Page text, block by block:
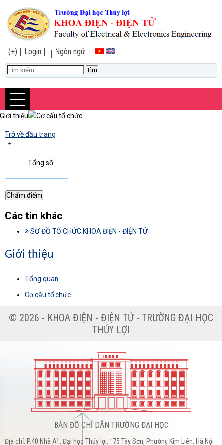
(+) Login Ngôn ngữ:
Giới thiệu Cơ cấu tổ chức
Trở về đầu trang
Tổng số:
Các tin khác
SƠ ĐỒ TỔ CHỨC KHOA ĐIỆN - ĐIỆN TỬ
Giới thiệu
Tổng quan
Cơ cấu tổ chức
© 2026 - KHOA ĐIỆN - ĐIỆN TỬ - TRƯỜNG ĐẠI HỌC
THỦY LỢI
BẢN ĐỒ CHỈ DẪN TRƯỜNG ĐẠI HỌC
Địa chỉ: P.40 Nhà A1, Đại học Thủy lợi, 175 Tây Sơn, Phường Kim Liên, Hà Nội